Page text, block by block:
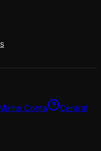
Conta
Central